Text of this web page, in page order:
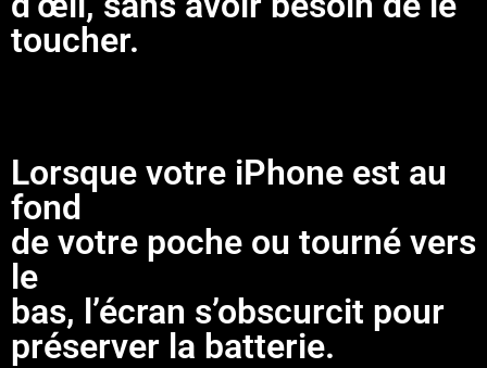
toucher.
Lorsque votre iPhone est au
fond
de votre poche ou tourné vers
le
bas, l’écran s’obscurcit pour
préserver la batterie.